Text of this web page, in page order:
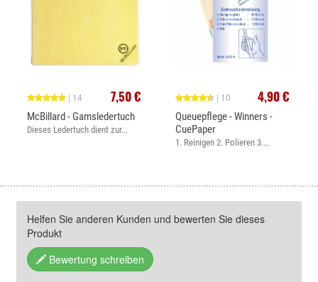
7,50 €
| 14
McBillard - Gamsledertuch
Dieses Ledertuch dient zur...
4,90 €
| 10
Queuepflege - Winners -
CuePaper
1. Reinigen 2. Polieren 3....
Helfen Sie anderen Kunden und bewerten Sie dieses
Produkt
Bewertung schreiben